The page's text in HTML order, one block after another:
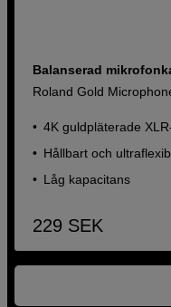
Balanserad
Roland Gold
4K guldpläterade
Hållbart och
Låg kapacitans
229 SEK